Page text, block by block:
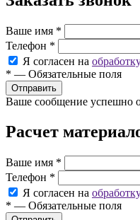
Ваше имя *
Телефон *
Я согласен на
* — Обязательные поля
Ваше сообщение успешно
Расчет
Ваше имя *
Телефон *
Я согласен на
* — Обязательные поля